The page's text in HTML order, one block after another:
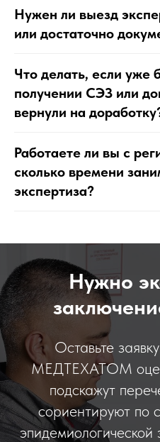
Нужен ли выезд
или достаточно
Что делать, если уже
получении СЭЗ или
вернули на
Работаете ли вы с
сколько времени
экспертиза?
Нужно
Оставьте
МЕДТЕХАТОМ
подскажут
сориентируют по